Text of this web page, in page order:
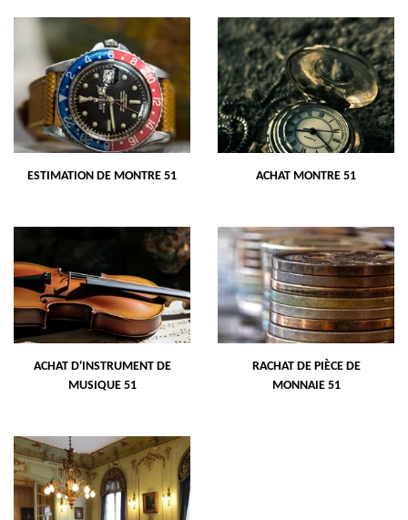
ESTIMATION DE MONTRE 51 ACHAT MONTRE 51
ACHAT D'INSTRUMENT DE
MUSIQUE 51
RACHAT DE PIÈCE DE
MONNAIE 51